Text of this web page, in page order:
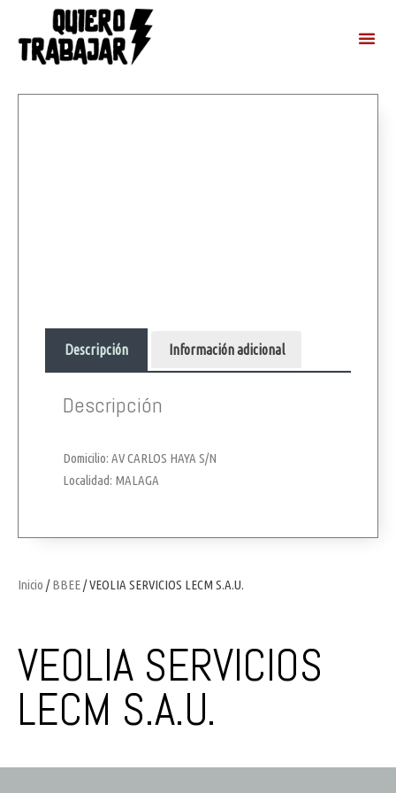
Inicio /BBEE/ VEOLIA SERVICIOS LECM S.A.U.
VEOLIA SERVICIOS
LECM S.A.U.
Descripción Información adicional
Descripción
Domicilio: AV CARLOS HAYA S/N
Localidad: MALAGA